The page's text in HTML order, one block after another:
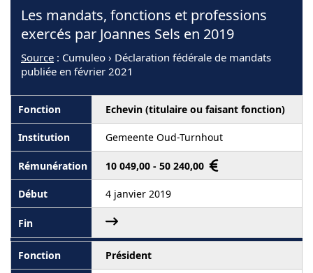
Les mandats, fonctions et professions
exercés par Joannes Sels en 2019
Source : Cumuleo › Déclaration fédérale de mandats
publiée en février 2021
Echevin (titulaire ou faisant fonction)
Gemeente Oud-Turnhout
10 049,00 - 50 240,00
4 janvier 2019
Président